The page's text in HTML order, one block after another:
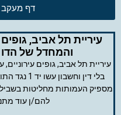
דף מעקב
עיריית תל אביב,
והמחדל של הדו
עיריית תל אביב, גופים
מספיק העמותות מחליטות
להם/ן עוד